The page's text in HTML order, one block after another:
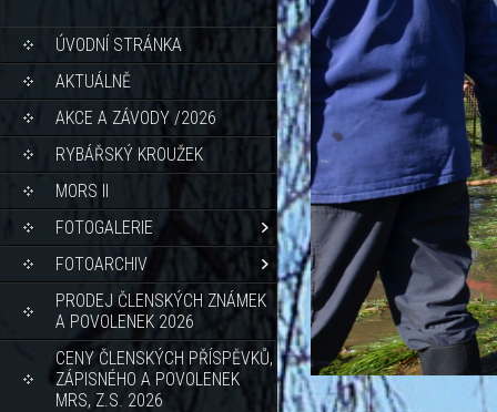
ÚVODNÍ STRÁNKA
AKTUÁLNĚ
AKCE A ZÁVODY /2026
RYBÁŘSKÝ KROUŽEK
MORS II
FOTOGALERIE
FOTOARCHIV
PRODEJ ČLENSKÝCH ZNÁMEK
A POVOLENEK 2026
CENY ČLENSKÝCH PŘÍSPĚVKŮ,
ZÁPISNÉHO A POVOLENEK
MRS, Z.S. 2026